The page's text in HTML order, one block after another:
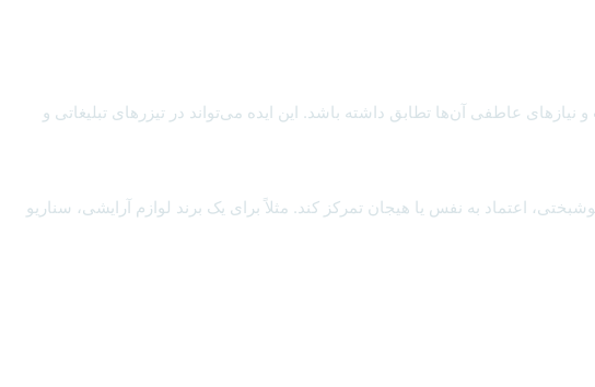
عاطفی آن‌ها تطابق داشته باشد. این ایده می‌تواند در تیزرهای تبلیغاتی و
اعتماد به نفس یا هیجان تمرکز کند. مثلاً برای یک برند لوازم آرایشی، سناریو